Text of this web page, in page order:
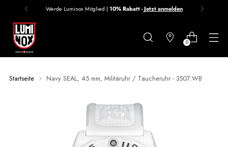
Werde Luminox Mitglied | 10% Rabatt -Jetzt anmelden
0
Startseite Navy SEAL, 45 mm, Militäruhr / Taucheruhr - 3507.WB
Danke
für
deine
Anmeldung